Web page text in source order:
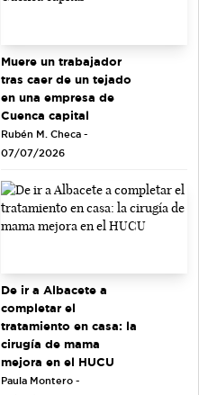
Muere un trabajador
tras caer de un tejado
en una empresa de
Cuenca capital
Rubén M. Checa -
07/07/2026
De ir a Albacete a
completar el
tratamiento en casa: la
cirugía de mama
mejora en el HUCU
Paula Montero -